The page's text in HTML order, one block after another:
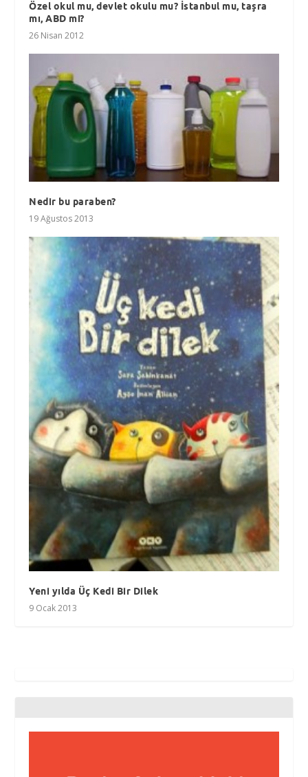
Özel okul mu, devlet okulu mu? İstanbul mu, taşra
mı, ABD mi?
26 Nisan 2012
Nedir bu paraben?
19 Ağustos 2013
Yeni yılda Üç Kedi Bir Dilek
9 Ocak 2013